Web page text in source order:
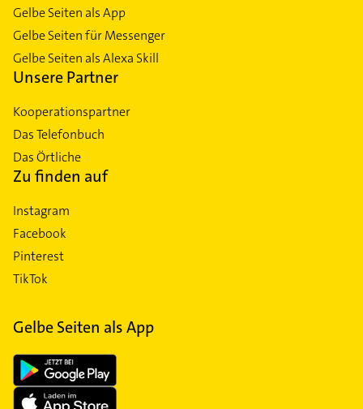
Gelbe Seiten als App
Gelbe Seiten für Messenger
Gelbe Seiten als Alexa Skill
Unsere Partner
Kooperationspartner
Das Telefonbuch
Das Örtliche
Zu finden auf
Instagram
Facebook
Pinterest
TikTok
Gelbe Seiten als App